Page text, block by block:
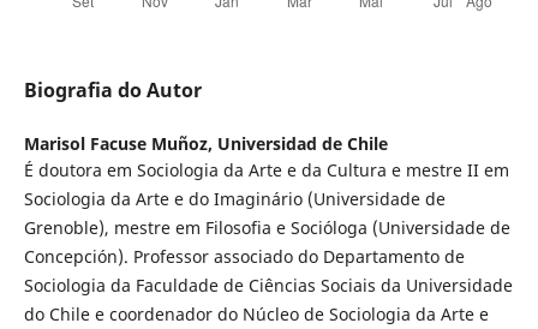
Biografia do Autor
Marisol Facuse Muñoz, Universidad de Chile
É doutora em Sociologia da Arte e da Cultura e mestre II em
Sociologia da Arte e do Imaginário (Universidade de
Grenoble), mestre em Filosofia e Socióloga (Universidade de
Concepción). Professor associado do Departamento de
Sociologia da Faculdade de Ciências Sociais da Universidade
do Chile e coordenador do Núcleo de Sociologia da Arte e